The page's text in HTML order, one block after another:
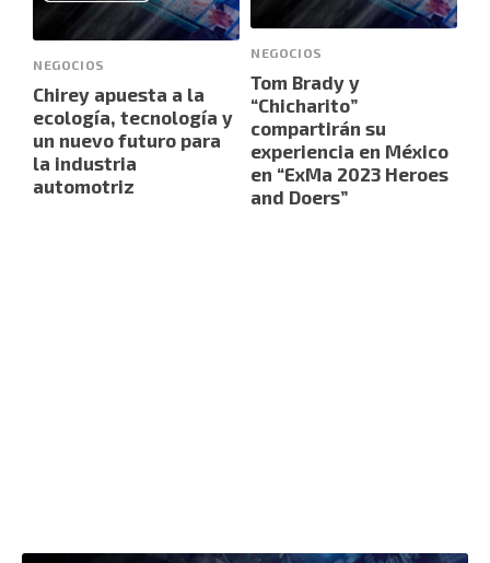
NEGOCIOS
Chirey apuesta a la
ecología, tecnología y
un nuevo futuro para
la industria
automotriz
NEGOCIOS
Tom Brady y
“Chicharito”
compartirán su
experiencia en México
en “ExMa 2023 Heroes
and Doers”